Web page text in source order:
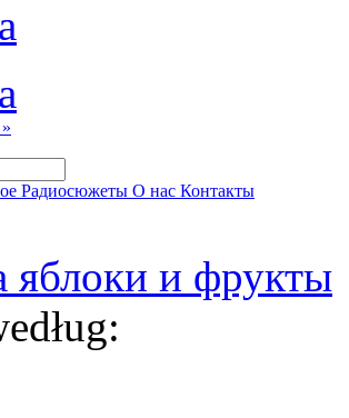
Радиосюжеты О нас Контакты
яблоки и фрукты